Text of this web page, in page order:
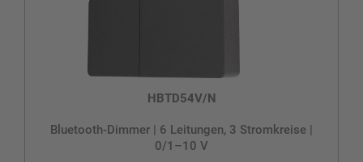
HBTD54V/N
Bluetooth-Dimmer | 6 Leitungen, 3 Stromkreise |
0/1–10 V